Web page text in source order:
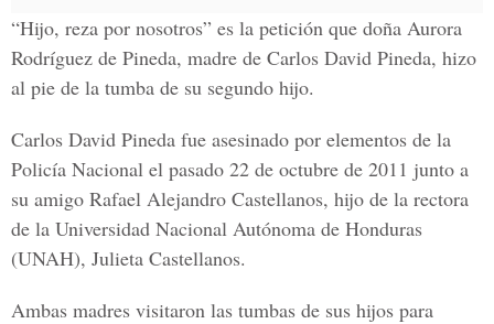
“Hijo, reza por nosotros” es la petición que doña Aurora
Rodríguez de Pineda, madre de Carlos David Pineda, hizo
al pie de la tumba de su segundo hijo.
Carlos David Pineda fue asesinado por elementos de la
Policía Nacional el pasado 22 de octubre de 2011 junto a
su amigo Rafael Alejandro Castellanos, hijo de la rectora
de la Universidad Nacional Autónoma de Honduras
(UNAH), Julieta Castellanos.
Ambas madres visitaron las tumbas de sus hijos para